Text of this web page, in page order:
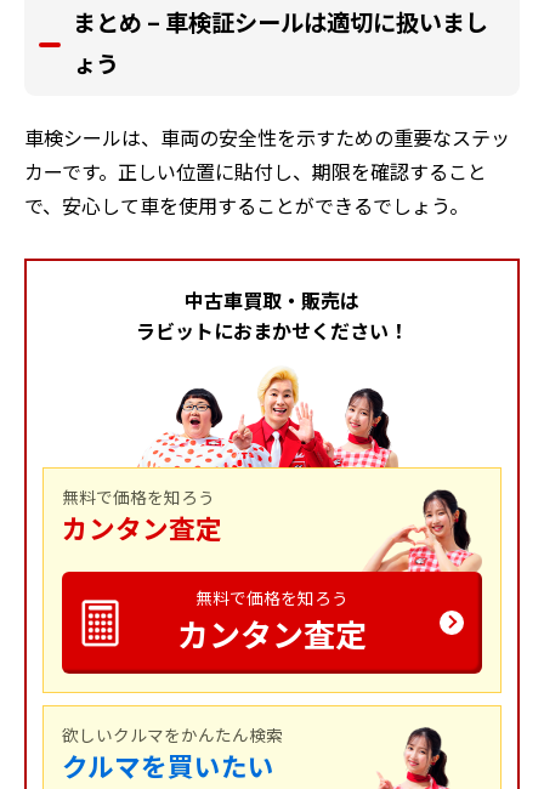
まとめ – 車検証シールは適切に扱いまし
ょう
車検シールは、車両の安全性を示すための重要なステッ
カーです。正しい位置に貼付し、期限を確認すること
で、安心して車を使用することができるでしょう。
中古車買取・販売は
ラビットにおまかせください！
無料で価格を知ろう
カンタン査定
無料で価格を知ろう
カンタン査定
欲しいクルマをかんたん検索
クルマを買いたい